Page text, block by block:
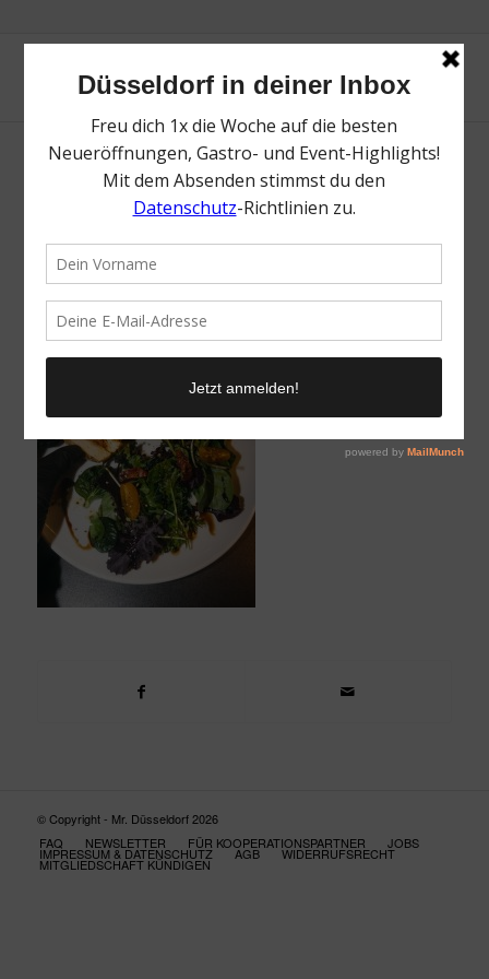
Ghorban | Lieblingsladen Mr. Düsseldorf
5. Mai 2023 /
© Copyright - Mr. Düsseldorf 2026
FAQ
NEWSLETTER FÜR KOOPERATIONSPARTNER JOBS
IMPRESSUM & DATENSCHUTZ AGB WIDERRUFSRECHT
MITGLIEDSCHAFT KÜNDIGEN